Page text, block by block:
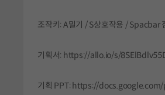
조작키: A밀기 / S상호작용 / Spacbar
기획서: https://allo.io/s/
기획 PPT: https://